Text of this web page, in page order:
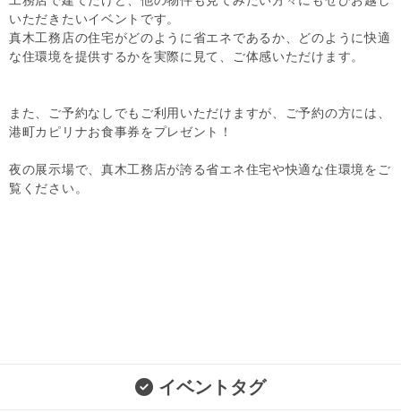
いただきたいイベントです。
真木工務店の住宅がどのように省エネであるか、どのように快適
な住環境を提供するかを実際に見て、ご体感いただけます。
また、ご予約なしでもご利用いただけますが、ご予約の方には、
港町カピリナお食事券をプレゼント！
夜の展示場で、真木工務店が誇る省エネ住宅や快適な住環境をご
覧ください。
イベントタグ